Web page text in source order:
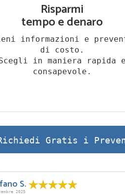
Risparmi
tempo e denaro
informazioni e
di costo.
in maniera rapida e
consapevole.
Gratis i
S.
2025